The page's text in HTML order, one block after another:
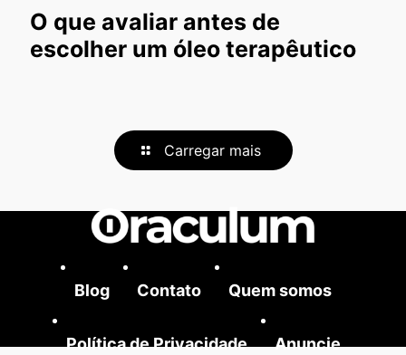
O que avaliar antes de
escolher um óleo terapêutico
Carregar mais
Blog Contato Quem somos
Política de Privacidade Anuncie